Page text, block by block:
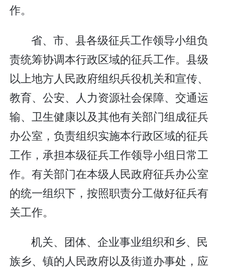
作。
省、市、县各级征兵工作领导小组负
责统筹协调本行政区域的征兵工作。县级
以上地方人民政府组织兵役机关和宣传、
教育、公安、人力资源社会保障、交通运
输、卫生健康以及其他有关部门组成征兵
办公室，负责组织实施本行政区域的征兵
工作，承担本级征兵工作领导小组日常工
作。有关部门在本级人民政府征兵办公室
的统一组织下，按照职责分工做好征兵有
关工作。
机关、团体、企业事业组织和乡、民
族乡、镇的人民政府以及街道办事处，应